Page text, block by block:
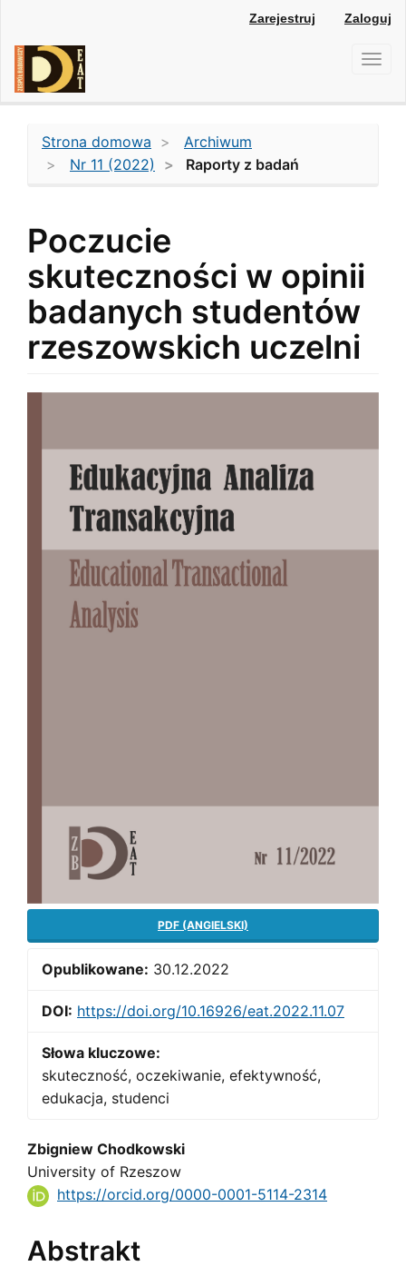
Main
Content
Sidebar
Zarejestruj Zaloguj
Strona domowa
Archiwum
Nr 11 (2022)
Raporty z badań
Poczucie
skuteczności w opinii
badanych studentów
rzeszowskich uczelni
PDF (ANGIELSKI)
Opublikowane: 30.12.2022
DOI: https://doi.org/10.16926/eat.2022.11.07
Słowa kluczowe:
skuteczność, oczekiwanie, efektywność,
edukacja, studenci
Main
Article
Content
Zbigniew Chodkowski
University of Rzeszow
https://orcid.org/0000-0001-5114-2314
Abstrakt